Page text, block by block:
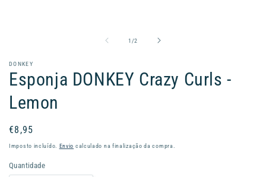
1 /de
2
DONKEY
Esponja DONKEY Crazy Curls -
Lemon
Preço
normal
€8,95
Imposto incluído. Envio calculado na finalização da compra.
Quantidade